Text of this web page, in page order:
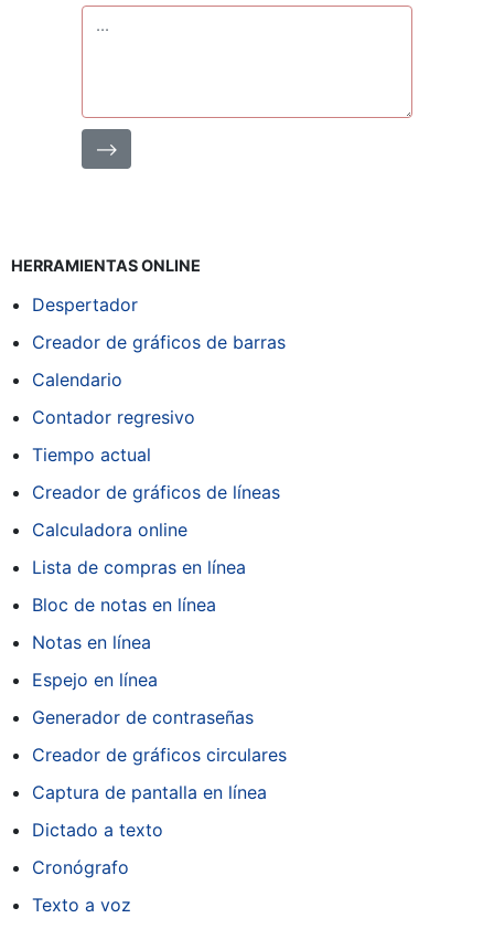
⟶
HERRAMIENTAS ONLINE
Despertador
Creador de gráficos de barras
Calendario
Contador regresivo
Tiempo actual
Creador de gráficos de líneas
Calculadora online
Lista de compras en línea
Bloc de notas en línea
Notas en línea
Espejo en línea
Generador de contraseñas
Creador de gráficos circulares
Captura de pantalla en línea
Dictado a texto
Cronógrafo
Texto a voz